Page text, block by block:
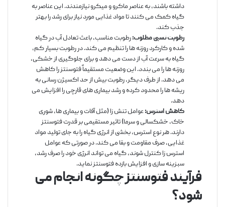
داشته باشند، به عناصر ماکرو و میکرو نیازمندند. این عناصر به
گیاه کمک می کنند تا مواد غذایی مورد نیاز برای رشد را بهتر
جذب کند.
رطوبت نسبی مطلوب:رطوبت مناسب، باعث تعادل آب در گیاه
شده و کارکرد روزنه ها را تنظیم می کند. در رطوبت بسیار کم،
گیاه به سرعت آب از دست می دهد و برای جلوگیری از خشکی،
روزنه ها را می بندد. این وضعیت مستقیماً فتوسنتز را کاهش
می دهد. از طرف دیگر، رطوبت بیش از حد اکسیژن رسانی به
ریشه ها را محدود کرده و رشد بیماری های قارچی را افزایش می
دهد.
کاهش استرس:عوامل تنش زا (مثل آفات و بیماری ها، شوری
خاک، خشکسالی و سرما) تاثیر مستقیمی بر قدرت فتوسنتز
دارند. هر نوع استرس، بخشی از انرژی گیاه را به جای تولید مواد
غذایی، صرف مقاومت و بقا می کند. در صورتی که عوامل
استرس زا کنترل شوند، گیاه می تواند انرژی خود را صرف رشد،
سبزینه سازی و افزایش بازده فتوسنتز نماید.
فرآیند فتوسنتز چگونه انجام می
شود؟